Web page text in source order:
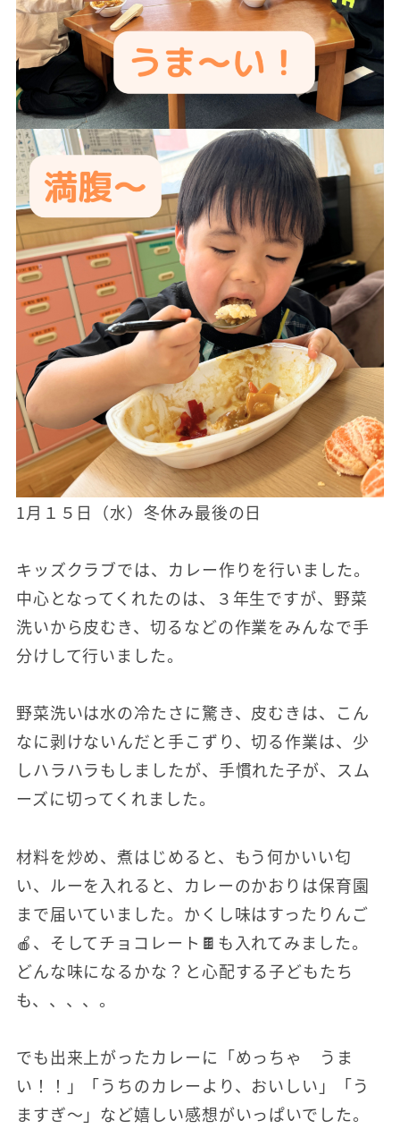
1月１５日（水）冬休み最後の日
キッズクラブでは、カレー作りを行いました。
中心となってくれたのは、３年生ですが、野菜
洗いから皮むき、切るなどの作業をみんなで手
分けして行いました。
野菜洗いは水の冷たさに驚き、皮むきは、こん
なに剥けないんだと手こずり、切る作業は、少
しハラハラもしましたが、手慣れた子が、スム
ーズに切ってくれました。
材料を炒め、煮はじめると、もう何かいい匂
い、ルーを入れると、カレーのかおりは保育園
まで届いていました。かくし味はすったりんご
🍎、そしてチョコレート🍫も入れてみました。
どんな味になるかな？と心配する子どもたち
も、、、、。
でも出来上がったカレーに「めっちゃ うま
い！！」「うちのカレーより、おいしい」「う
ますぎ～」など嬉しい感想がいっぱいでした。